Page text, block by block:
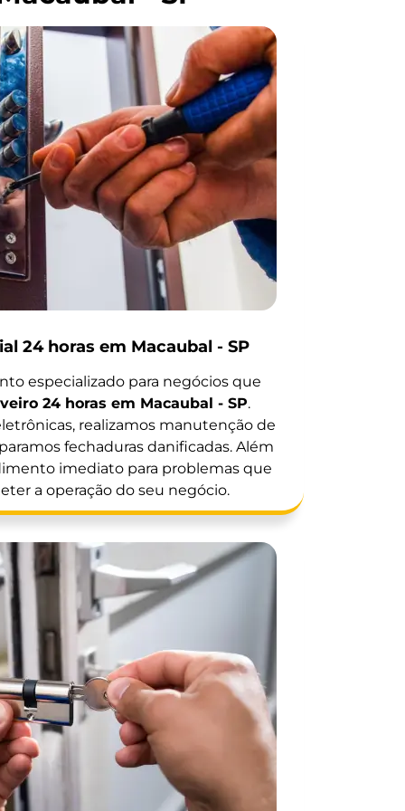
24 horas em Macaubal - SP
especializado para negócios que
24 horas em Macaubal - SP.
realizamos manutenção de
fechaduras danificadas. Além
imediato para problemas que
a operação do seu negócio.